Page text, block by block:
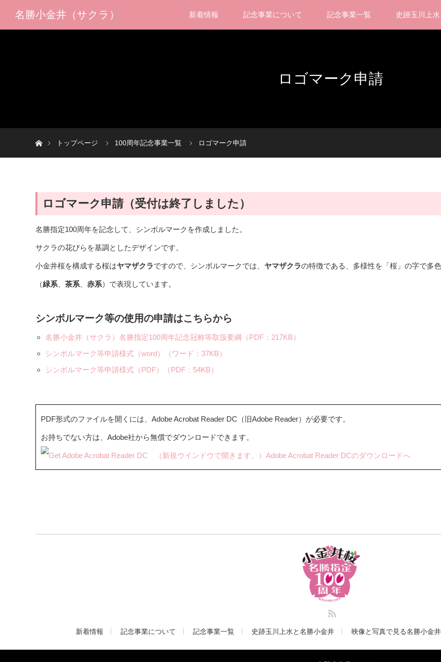
名勝小金井（サクラ） 新着情報 記念事業について 記念事業一覧 史跡玉川上
ロゴマーク申請
トップページ
100周年記念事業一覧 ロゴマーク申請
ロゴマーク申請（受付は終了しました）
名勝指定100周年を記念して、シンボルマークを作成しました。
サクラの花びらを基調としたデザインです。
小金井桜を構成する桜はヤマザクラですので、シンボルマークでは、 ヤマザクラの特徴である、多様性を「桜」の字で多色
（緑系 茶系 赤系）で表現しています。
シンボルマーク等の使用の申請はこちらから
名勝小金井（サクラ）名勝指定100周年記念冠称等取扱要綱（PDF：217KB）
シンボルマーク等申請様式（word）（ワード：37KB）
シンボルマーク等申請様式（PDF）（PDF：54KB）
PDF形式のファイルを開くには、Adobe Acrobat Reader DC（旧Adobe Reader）が必要です。
お持ちでない方は、Adobe社から無償でダウンロードできます。
Adobe Acrobat Reader DCのダウンロードへ
新着情報 記念事業について 記念事業一覧 史跡玉川上水と名勝小金井 映像と写真で見る名勝小金